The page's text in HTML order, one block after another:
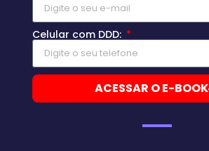
Celular com DDD:
ACESSAR O E-BOOK